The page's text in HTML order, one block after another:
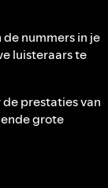
nummers in je
luisteraars te
prestaties van
grote